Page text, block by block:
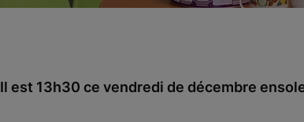
Il est 13h30 ce vendredi de décembre